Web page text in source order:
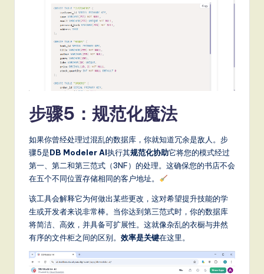
步骤5：规范化魔法
如果你曾经处理过混乱的数据库，你就知道冗余是敌人。步
骤5是DB Modeler AI执行其规范化协助它将您的模式经过
第一、第二和第三范式（3NF）的处理。这确保您的书店不会
在五个不同位置存储相同的客户地址。
该工具会解释它为何做出某些更改，这对希望提升技能的学
生或开发者来说非常棒。当你达到第三范式时，你的数据库
将简洁、高效，并具备可扩展性。这就像杂乱的衣橱与井然
有序的文件柜之间的区别。 效率是关键在这里。